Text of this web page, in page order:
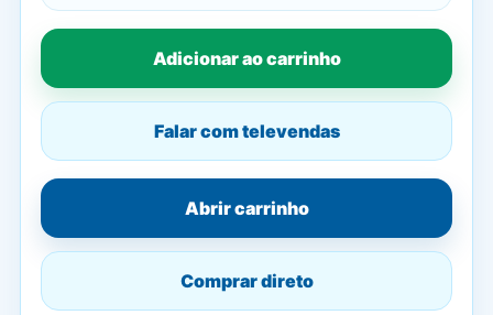
Adicionar ao carrinho
Falar com televendas
Abrir carrinho
Comprar direto